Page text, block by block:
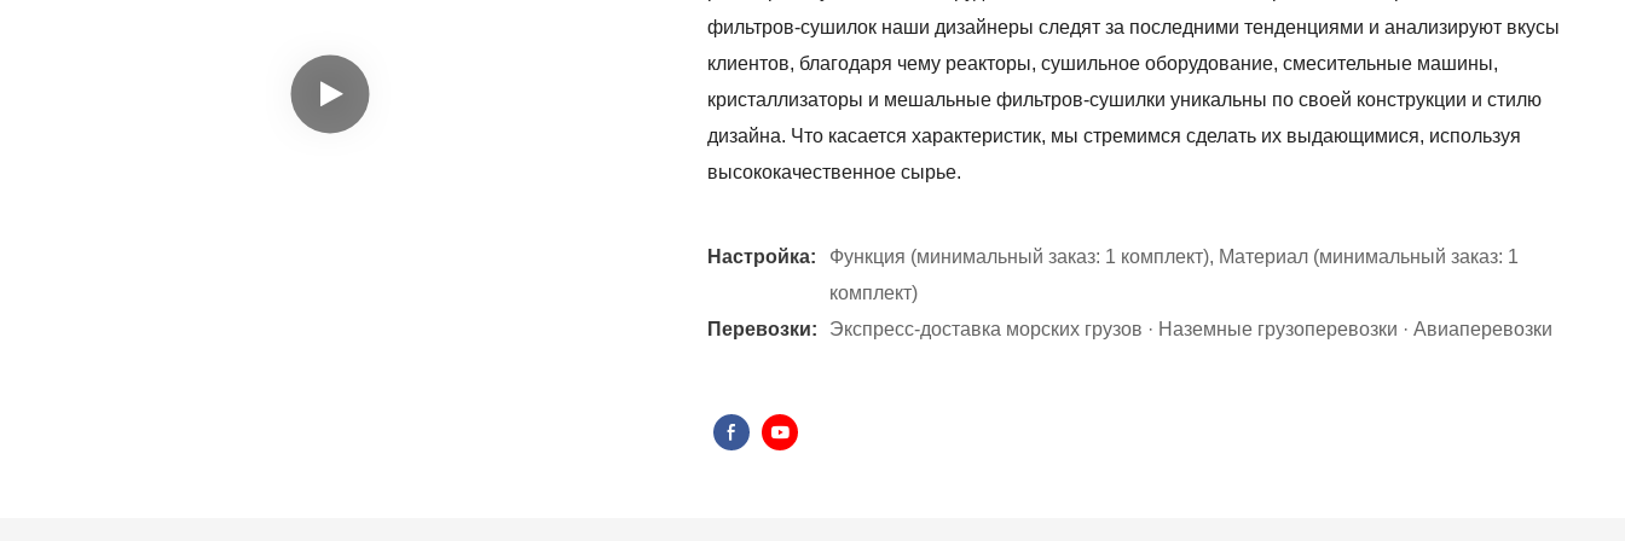
фильтров-сушилок наши дизайнеры следят за последними тенденциями и анализируют вкусы
клиентов, благодаря чему реакторы, сушильное оборудование, смесительные машины,
кристаллизаторы и мешальные фильтров-сушилки уникальны по своей конструкции и стилю
дизайна. Что касается характеристик, мы стремимся сделать их выдающимися, используя
высококачественное сырье.
Настройка:
Функция (минимальный заказ: 1 комплект), Материал (минимальный заказ: 1
комплект)
Перевозки:
Экспресс-доставка морских грузов · Наземные грузоперевозки · Авиаперевозки